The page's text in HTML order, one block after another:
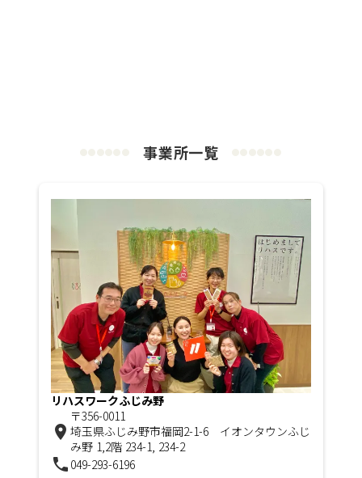
事業所一覧
リハスワークふじみ野
room
〒356-0011
埼玉県ふじみ野市福岡2-1-6 イオンタウンふじ
み野 1,2階 234-1, 234-2
phone 049-293-6196